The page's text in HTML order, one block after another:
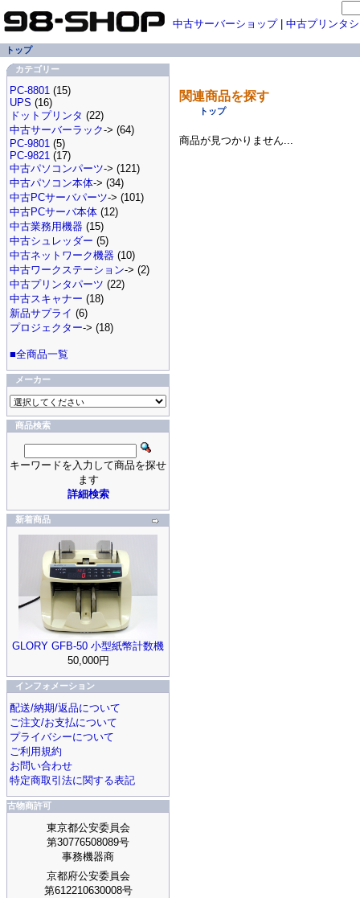
関連商品を探す
トップ
商品が見つかりません...
中古サーバーショップ| 中古プリンタ
トップ
カテゴリー
PC-8801 (15)
UPS (16)
ドットプリンタ (22)
中古サーバーラック-> (64)
PC-9801 (5)
PC-9821 (17)
中古パソコンパーツ-> (121)
中古パソコン本体-> (34)
中古PCサーバパーツ-> (101)
中古PCサーバ本体 (12)
中古業務用機器 (15)
中古シュレッダー (5)
中古ネットワーク機器 (10)
中古ワークステーション-> (2)
中古プリンタパーツ (22)
中古スキャナー (18)
新品サプライ (6)
プロジェクター-> (18)
■全商品一覧
メーカー
商品検索
キーワードを入力して商品を探せ
ます
詳細検索
新着商品
GLORY GFB-50 小型紙幣計数機
50,000円
インフォメーション
配送/納期/返品について
ご注文/お支払について
プライバシーについて
ご利用規約
お問い合わせ
特定商取引法に関する表記
古物商許可
東京都公安委員会
第30776508089号
事務機器商
京都府公安委員会
第612210630008号